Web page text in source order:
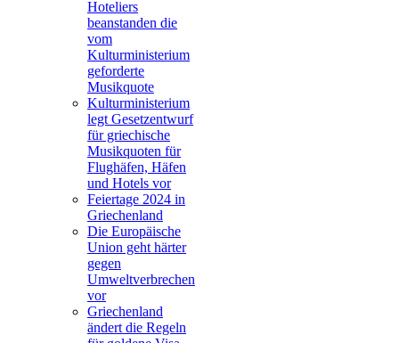
Hoteliers
beanstanden die
vom
Kulturministerium
geforderte
Musikquote
Kulturministerium
legt Gesetzentwurf
für griechische
Musikquoten für
Flughäfen, Häfen
und Hotels vor
Feiertage 2024 in
Griechenland
Die Europäische
Union geht härter
gegen
Umweltverbrechen
vor
Griechenland
ändert die Regeln